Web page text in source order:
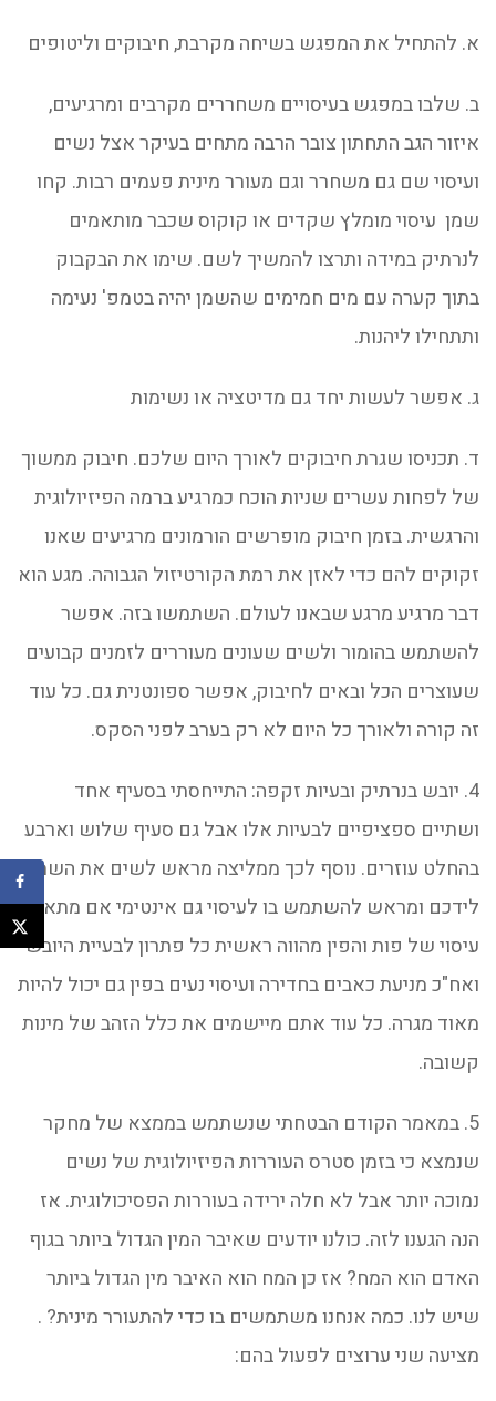
א. להתחיל את המפגש בשיחה מקרבת, חיבוקים וליטופים
ב. שלבו במפגש בעיסויים משחררים מקרבים ומרגיעים,
איזור הגב התחתון צובר הרבה מתחים בעיקר אצל נשים
ועיסוי שם גם משחרר וגם מעורר מינית פעמים רבות. קחו
שמן עיסוי מומלץ שקדים או קוקוס שכבר מותאמים
לנרתיק במידה ותרצו להמשיך לשם. שימו את הבקבוק
בתוך קערה עם מים חמימים שהשמן יהיה בטמפ' נעימה
ותתחילו ליהנות.
ג. אפשר לעשות יחד גם מדיטציה או נשימות
ד. תכניסו שגרת חיבוקים לאורך היום שלכם. חיבוק ממשוך
של לפחות עשרים שניות הוכח כמרגיע ברמה הפיזיולוגית
והרגשית. בזמן חיבוק מופרשים הורמונים מרגיעים שאנו
זקוקים להם כדי לאזן את רמת הקורטיזול הגבוהה. מגע הוא
דבר מרגיע מרגע שבאנו לעולם. השתמשו בזה. אפשר
להשתמש בהומור ולשים שעונים מעוררים לזמנים קבועים
שעוצרים הכל ובאים לחיבוק, אפשר ספונטנית גם. כל עוד
זה קורה ולאורך כל היום לא רק בערב לפני הסקס.
4. יובש בנרתיק ובעיות זקפה: התייחסתי בסעיף אחד
ושתיים ספציפיים לבעיות אלו אבל גם סעיף שלוש וארבע
בהחלט עוזרים. נוסף לכך ממליצה מראש לשים את השמן
לידכם ומראש להשתמש בו לעיסוי גם אינטימי אם מתאים.
עיסוי של פות והפין מהווה ראשית כל פתרון לבעיית היובש
ואח"כ מניעת כאבים בחדירה ועיסוי נעים בפין גם יכול להיות
מאוד מגרה. כל עוד אתם מיישמים את כלל הזהב של מינות
קשובה.
5. במאמר הקודם הבטחתי שנשתמש בממצא של מחקר
שנמצא כי בזמן סטרס העוררות הפיזיולוגית של נשים
נמוכה יותר אבל לא חלה ירידה בעוררות הפסיכולוגית. אז
הנה הגענו לזה. כולנו יודעים שאיבר המין הגדול ביותר בגוף
האדם הוא המח? אז כן המח הוא האיבר מין הגדול ביותר
שיש לנו. כמה אנחנו משתמשים בו כדי להתעורר מינית? .
מציעה שני ערוצים לפעול בהם: